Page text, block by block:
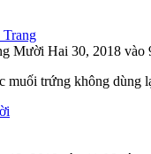
Mười Hai 30, 2018 vào
muối trứng không dùng